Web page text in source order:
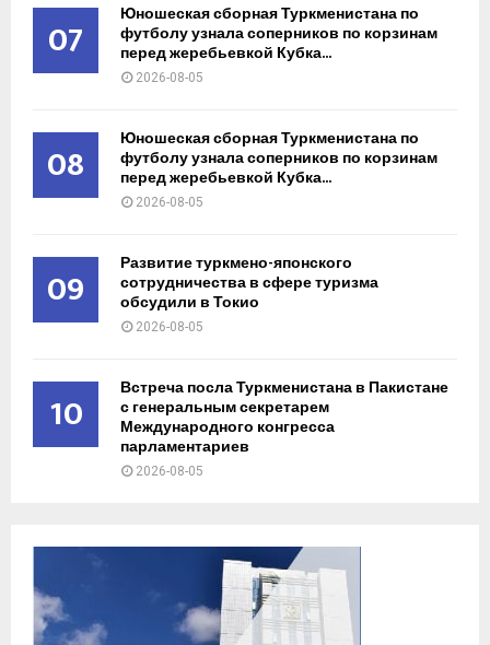
07 Юношеская сборная Туркменистана по
футболу узнала соперников по корзинам
перед жеребьевкой Кубка...
2026-08-05
08 Юношеская сборная Туркменистана по
футболу узнала соперников по корзинам
перед жеребьевкой Кубка...
2026-08-05
09 Развитие туркмено-японского
сотрудничества в сфере туризма
обсудили в Токио
2026-08-05
10 Встреча посла Туркменистана в Пакистане
с генеральным секретарем
Международного конгресса
парламентариев
2026-08-05